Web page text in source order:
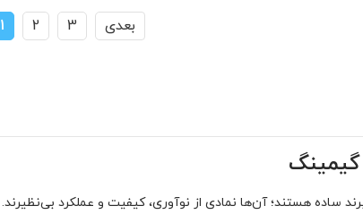
1 2 3 بعدی
گیمینگ
ساده هستند؛ آن‌ها نمادی از نوآوری، کیفیت و عملکرد بی‌نظیرند.